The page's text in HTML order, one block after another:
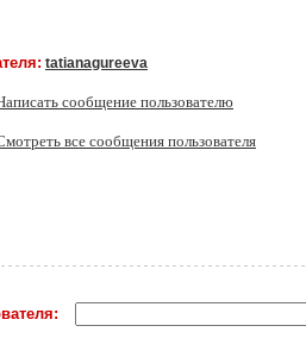
tatianagureeva
сообщение пользователю
все сообщения пользователя